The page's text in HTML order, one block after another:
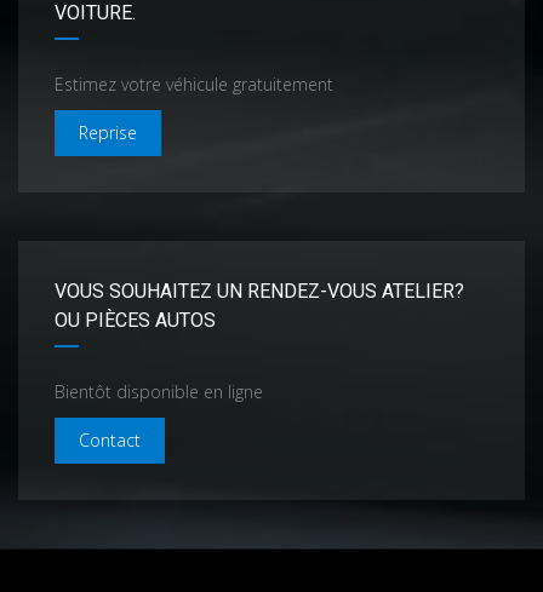
VOITURE.
Estimez votre véhicule gratuitement
Reprise
VOUS SOUHAITEZ UN RENDEZ-VOUS ATELIER?
OU PIÈCES AUTOS
Bientôt disponible en ligne
Contact